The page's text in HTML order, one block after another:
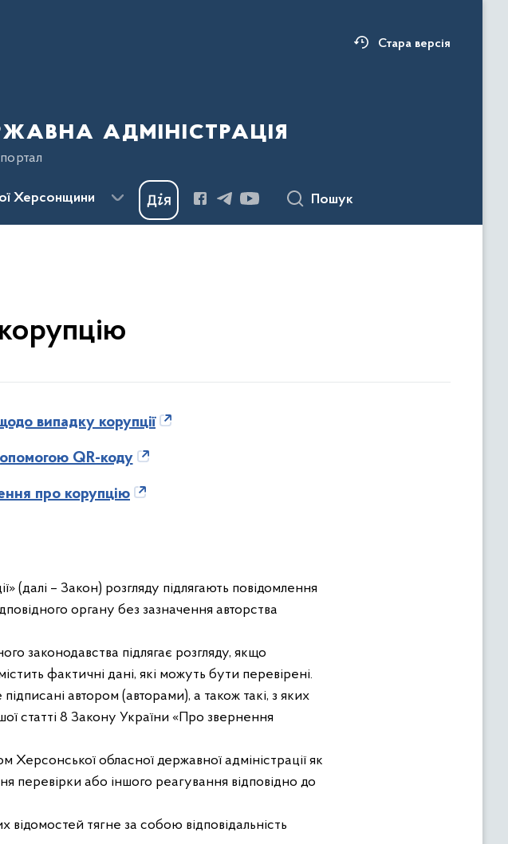
Стара версія
адміністрація
Херсонщини Пошук
випадку корупції
QR-коду
про корупцію
(далі – Закон) розгляду підлягають повідомлення
органу без зазначення авторства
законодавства підлягає розгляду, якщо
фактичні дані, які можуть бути перевірені.
автором (авторами), а також такі, з яких
статті 8 Закону України «Про звернення
обласної державної адміністрації як
перевірки або іншого реагування відповідно до
тягне за собою відповідальність